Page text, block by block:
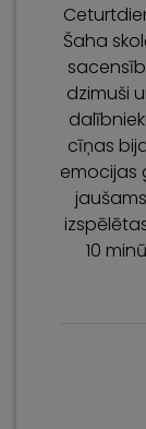
Šaha
dzimuši
cīņas
emocijas
10